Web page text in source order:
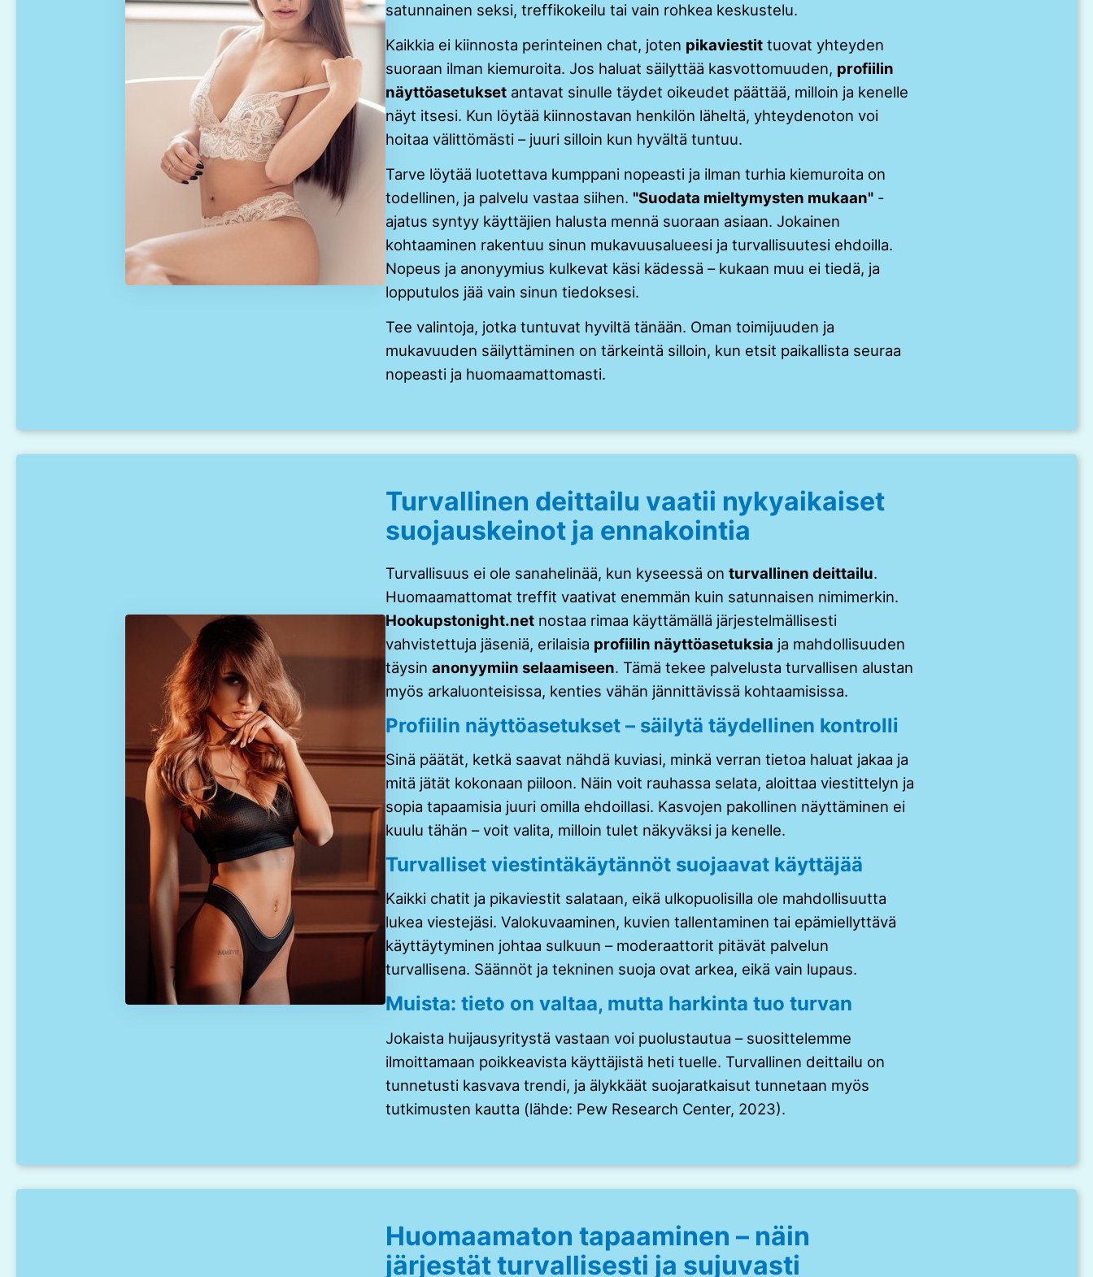
satunnainen seksi, treffikokeilu tai vain rohkea keskustelu.
Kaikkia ei kiinnosta perinteinen chat, joten pikaviestit tuovat yhteyden
suoraan ilman kiemuroita. Jos haluat säilyttää kasvottomuuden, profiilin
näyttöasetukset antavat sinulle täydet oikeudet päättää, milloin ja kenelle
näyt itsesi. Kun löytää kiinnostavan henkilön läheltä, yhteydenoton voi
hoitaa välittömästi – juuri silloin kun hyvältä tuntuu.
Tarve löytää luotettava kumppani nopeasti ja ilman turhia kiemuroita on
todellinen, ja palvelu vastaa siihen. "Suodata mieltymysten mukaan" -
ajatus syntyy käyttäjien halusta mennä suoraan asiaan. Jokainen
kohtaaminen rakentuu sinun mukavuusalueesi ja turvallisuutesi ehdoilla.
Nopeus ja anonyymius kulkevat käsi kädessä – kukaan muu ei tiedä, ja
lopputulos jää vain sinun tiedoksesi.
Tee valintoja, jotka tuntuvat hyviltä tänään. Oman toimijuuden ja
mukavuuden säilyttäminen on tärkeintä silloin, kun etsit paikallista seuraa
nopeasti ja huomaamattomasti.
Turvallinen deittailu vaatii nykyaikaiset
suojauskeinot ja ennakointia
Turvallisuus ei ole sanahelinää, kun kyseessä on turvallinen deittailu.
Huomaamattomat treffit vaativat enemmän kuin satunnaisen nimimerkin.
Hookupstonight.net nostaa rimaa käyttämällä järjestelmällisesti
vahvistettuja jäseniä, erilaisia profiilin näyttöasetuksia ja mahdollisuuden
täysin anonyymiin selaamiseen. Tämä tekee palvelusta turvallisen alustan
myös arkaluonteisissa, kenties vähän jännittävissä kohtaamisissa.
Profiilin näyttöasetukset – säilytä täydellinen kontrolli
Sinä päätät, ketkä saavat nähdä kuviasi, minkä verran tietoa haluat jakaa ja
mitä jätät kokonaan piiloon. Näin voit rauhassa selata, aloittaa viestittelyn ja
sopia tapaamisia juuri omilla ehdoillasi. Kasvojen pakollinen näyttäminen ei
kuulu tähän – voit valita, milloin tulet näkyväksi ja kenelle.
Turvalliset viestintäkäytännöt suojaavat käyttäjää
Kaikki chatit ja pikaviestit salataan, eikä ulkopuolisilla ole mahdollisuutta
lukea viestejäsi. Valokuvaaminen, kuvien tallentaminen tai epämiellyttävä
käyttäytyminen johtaa sulkuun – moderaattorit pitävät palvelun
turvallisena. Säännöt ja tekninen suoja ovat arkea, eikä vain lupaus.
Muista: tieto on valtaa, mutta harkinta tuo turvan
Jokaista huijausyritystä vastaan voi puolustautua – suosittelemme
ilmoittamaan poikkeavista käyttäjistä heti tuelle. Turvallinen deittailu on
tunnetusti kasvava trendi, ja älykkäät suojaratkaisut tunnetaan myös
tutkimusten kautta (lähde: Pew Research Center, 2023).
Huomaamaton tapaaminen – näin
järjestät turvallisesti ja sujuvasti